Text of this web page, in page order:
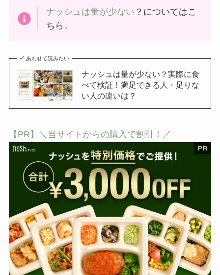
ナッシュは量が少ない ？についてはこ
ちら↓
あわせて読みたい
ナッシュは量が少ない？実際に食
べて検証！満足できる人・足りな
い人の違いは？
【PR】＼当サイトからの購入で割引！／